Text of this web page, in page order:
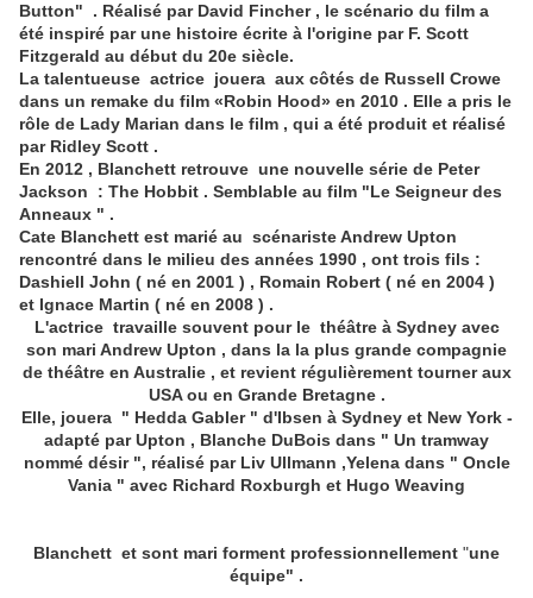
Button" . Réalisé par David Fincher , le scénario du film a
été inspiré par une histoire écrite à l'origine par F. Scott
Fitzgerald au début du 20e siècle.
La talentueuse actrice jouera aux côtés de Russell Crowe
dans un remake du film «Robin Hood» en 2010 . Elle a pris le
rôle de Lady Marian dans le film , qui a été produit et réalisé
par Ridley Scott .
En 2012 , Blanchett retrouve une nouvelle série de Peter
Jackson : The Hobbit . Semblable au film "Le Seigneur des
Anneaux " .
Cate Blanchett est marié au scénariste Andrew Upton
rencontré dans le milieu des années 1990 , ont trois fils :
Dashiell John ( né en 2001 ) , Romain Robert ( né en 2004 )
et Ignace Martin ( né en 2008 ) .
L'actrice travaille souvent pour le théâtre à Sydney avec
son mari Andrew Upton , dans la la plus grande compagnie
de théâtre en Australie , et revient régulièrement tourner aux
USA ou en Grande Bretagne .
Elle, jouera " Hedda Gabler " d'Ibsen à Sydney et New York -
adapté par Upton , Blanche DuBois dans " Un tramway
nommé désir ", réalisé par Liv Ullmann ,Yelena dans " Oncle
Vania " avec Richard Roxburgh et Hugo Weaving
Blanchett et sont mari forment professionnellement "une
équipe" .